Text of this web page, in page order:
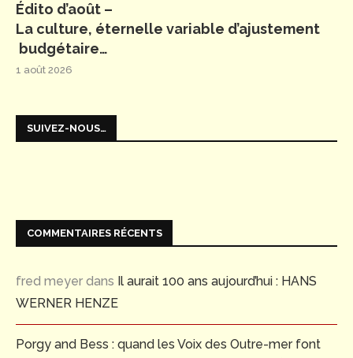
Édito d’août –
La culture, éternelle variable d’ajustement
budgétaire…
1 août 2026
SUIVEZ-NOUS…
COMMENTAIRES RÉCENTS
fred meyer dans Il aurait 100 ans aujourd’hui : HANS
WERNER HENZE
Porgy and Bess : quand les Voix des Outre-mer font